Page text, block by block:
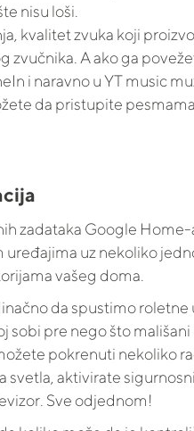
nisu loši.
kvalitet zvuka koji
zvučnika. A ako ga
i naravno u YT music
da pristupite
zadataka Google
uz nekoliko
vašeg doma.
da spustimo
sobi pre nego što
pokrenuti nekoliko
svetla, aktivirate
Sve odjednom!